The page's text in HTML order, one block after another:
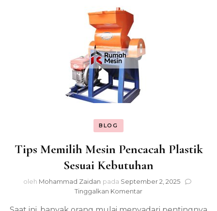
BLOG
Tips Memilih Mesin Pencacah Plastik
Sesuai Kebutuhan
oleh Mohammad Zaidan pada September 2, 2025
Tinggalkan Komentarpada